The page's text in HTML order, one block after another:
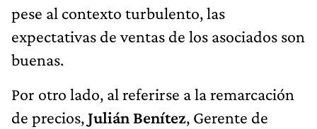
pese al contexto turbulento, las
expectativas de ventas de los asociados son
buenas.
Por otro lado, al referirse a la remarcación
de precios,Julián Benítez, Gerente de